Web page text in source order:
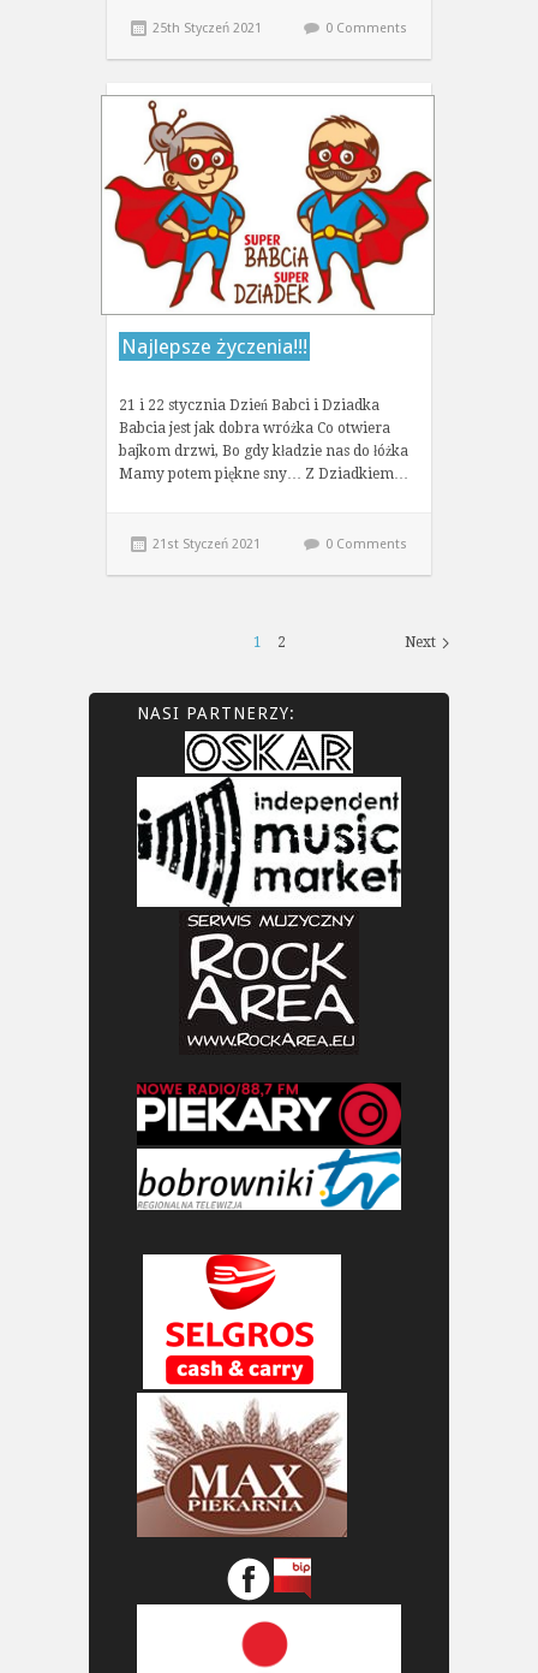
25th Styczeń 2021 0 Comments
Najlepsze życzenia!!!
21 i 22 stycznia Dzień Babci i Dziadka
Babcia jest jak dobra wróżka Co otwiera
bajkom drzwi, Bo gdy kładzie nas do łóżka
Mamy potem piękne sny… Z Dziadkiem…
21st Styczeń 2021 0 Comments
Next
1 2
NASI PARTNERZY: